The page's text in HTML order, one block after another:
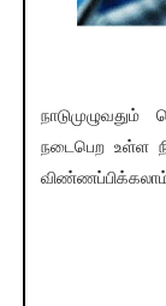
நடைபெற உள்ள
விண்ணப்பிக்கலாம்